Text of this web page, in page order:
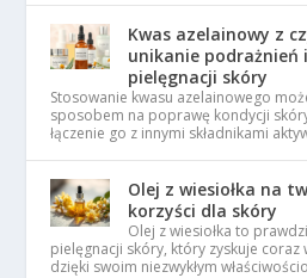
Kwas azelainowy z
unikanie podrażnień
pielęgnacji skóry
Stosowanie kwasu azelainowego
sposobem na poprawę kondycji
łączenie go z innymi składnikami
Olej z wiesiołka na
korzyści dla skóry
Olej z wiesiołka to
pielęgnacji skóry, który zyskuje
dzięki swoim niezwykłym